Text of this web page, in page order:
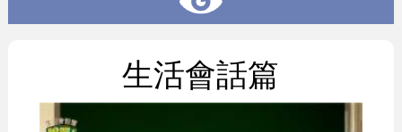
生活會話篇